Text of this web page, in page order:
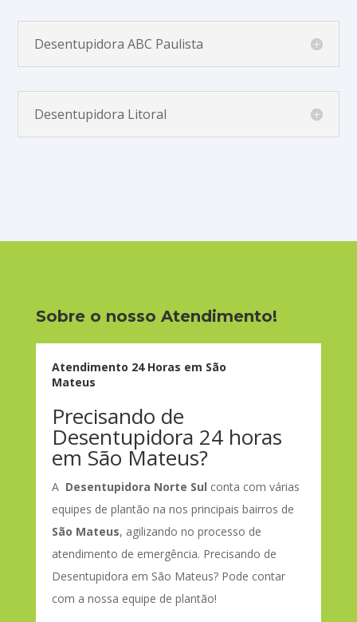
Desentupidora ABC Paulista
Desentupidora Litoral
Sobre o nosso Atendimento!
Atendimento 24 Horas em São
Mateus
Precisando de
Desentupidora 24 horas
em São Mateus?
A Desentupidora Norte Sul conta com várias
equipes de plantão na nos principais bairros de
São Mateus, agilizando no processo de
atendimento de emergência. Precisando de
Desentupidora em São Mateus? Pode contar
com a nossa equipe de plantão!